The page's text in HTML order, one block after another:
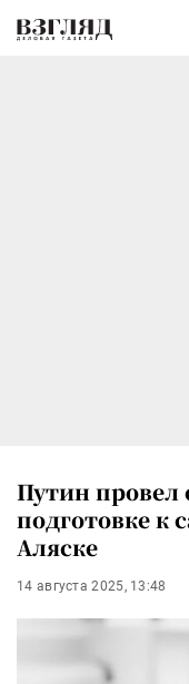
Путин провел
подготовке к
Аляске
14 августа 2025, 13:48